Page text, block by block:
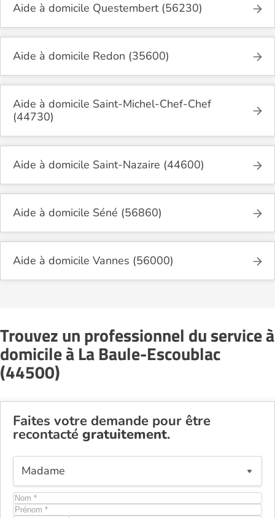
Aide à domicile Questembert (56230)
Aide à domicile Redon (35600)
Aide à domicile Saint-Michel-Chef-Chef
(44730)
Aide à domicile Saint-Nazaire (44600)
Aide à domicile Séné (56860)
Aide à domicile Vannes (56000)
Trouvez un professionnel du service à
domicile à La Baule-Escoublac
(44500)
Faites votre demande pour être
recontacté gratuitement.